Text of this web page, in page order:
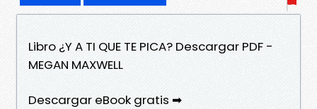
Libro ¿Y A TI QUE TE PICA? Descargar PDF -
MEGAN MAXWELL
Descargar eBook gratis ➡